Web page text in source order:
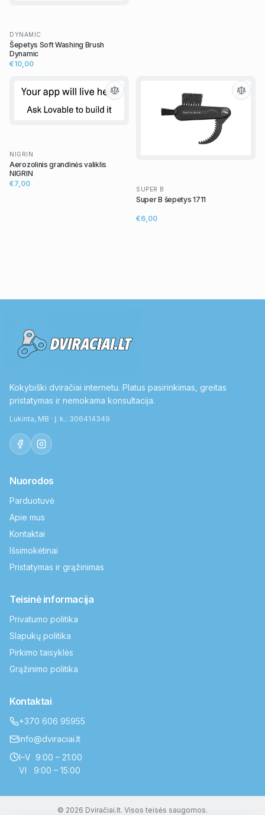
DYNAMIC
Šepetys Soft Washing Brush
Dynamic
€10,00
NIGRIN
Aerozolinis grandinės valiklis
NIGRIN
€7,00
SUPER B
Super B šepetys 1711
€6,00
Kokybiški dviračiai internetu. Platus pasirinkimas, greitas
pristatymas ir nemokama konsultacija.
Lukinta, MB · Į. k.: 306414349
Nuorodos
Parduotuvė
Apie mus
Kontaktai
Išsimokėtinai
Pristatymas ir grąžinimas
Teisinė informacija
Privatumo politika
Slapukų politika
Pirkimo taisyklės
Grąžinimo politika
Kontaktai
+370 606 95955
info@dviraciai.lt
I–V 9:00 – 21:00
VI 9:00 – 15:00
© 2026 Dviračiai.lt. Visos teisės saugomos.